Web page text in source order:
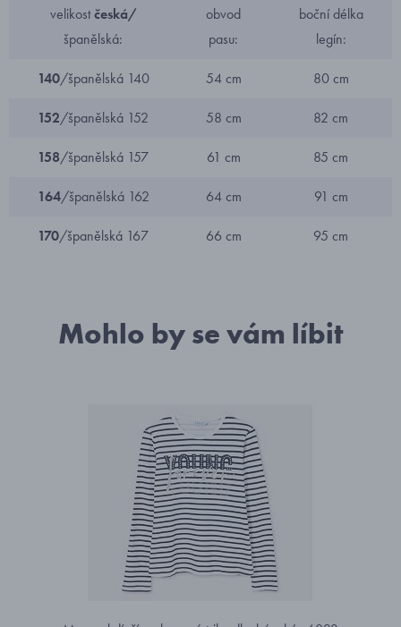
velikostčeská/
španělská:
obvod
pasu:
boční délka
legín:
140/španělská 140 54 cm 80 cm
152/španělská 152 58 cm 82 cm
158/španělská 157 61 cm 85 cm
164/španělská 162 64 cm 91 cm
170/španělská 167 66 cm 95 cm
Mohlo by se vám líbit